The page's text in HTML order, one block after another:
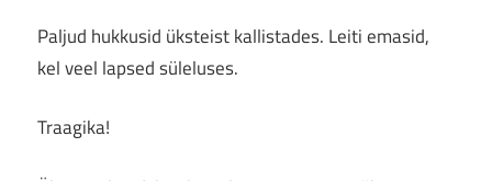
Paljud hukkusid üksteist kallistades. Leiti emasid,
kel veel lapsed süleluses.
Traagika!